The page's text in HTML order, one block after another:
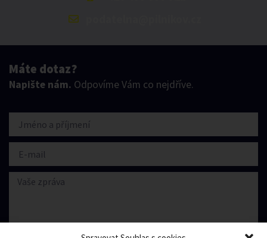
Máte dotaz?
Napište nám. Odpovíme Vám co nejdříve.